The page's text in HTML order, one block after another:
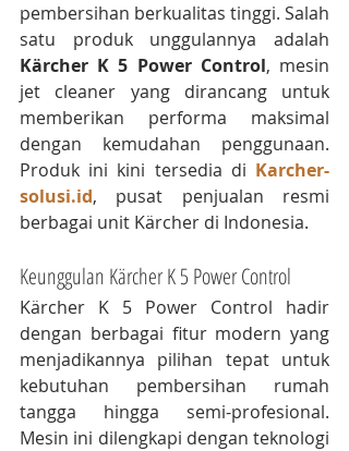
pembersihan berkualitas tinggi. Salah
Kärcher K 5 Power Control, mesin
jet cleaner yang dirancang untuk
memberikan performa maksimal
dengan kemudahan penggunaan.
Produk ini kini tersedia di Karcher-
solusi.id, pusat penjualan resmi
berbagai unit Kärcher di Indonesia.
Keunggulan Kärcher K 5 Power Control
Kärcher K 5 Power Control hadir
dengan berbagai fitur modern yang
menjadikannya pilihan tepat untuk
kebutuhan pembersihan rumah
tangga hingga semi-profesional.